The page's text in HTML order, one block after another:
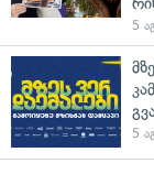
5
5